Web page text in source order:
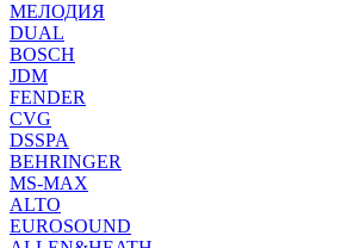
МЕЛОДИЯ
DUAL
BOSCH
JDM
FENDER
CVG
DSSPA
BEHRINGER
MS-MAX
ALTO
EUROSOUND